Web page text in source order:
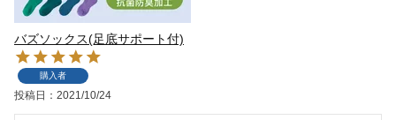
バズソックス(足底サポート付)
購入者
投稿日 2021/10/24